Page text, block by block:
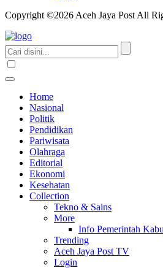
Copyright ©2026 Aceh Jaya Post All
Home
Nasional
Politik
Pendidikan
Pariwisata
Olahraga
Editorial
Ekonomi
Kesehatan
Collection
Tekno & Sains
More
Info Pemerintah
Trending
Aceh Jaya Post TV
Login